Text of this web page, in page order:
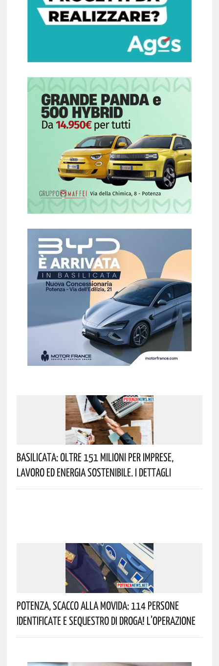
Basilicata: Oltre 151 Milioni Per Imprese,
Lavoro Ed Energia Sostenibile. I Dettagli
Potenza, Scacco Alla Movida: 114 Persone
Identificate E Sequestro Di Droga! L’operazione